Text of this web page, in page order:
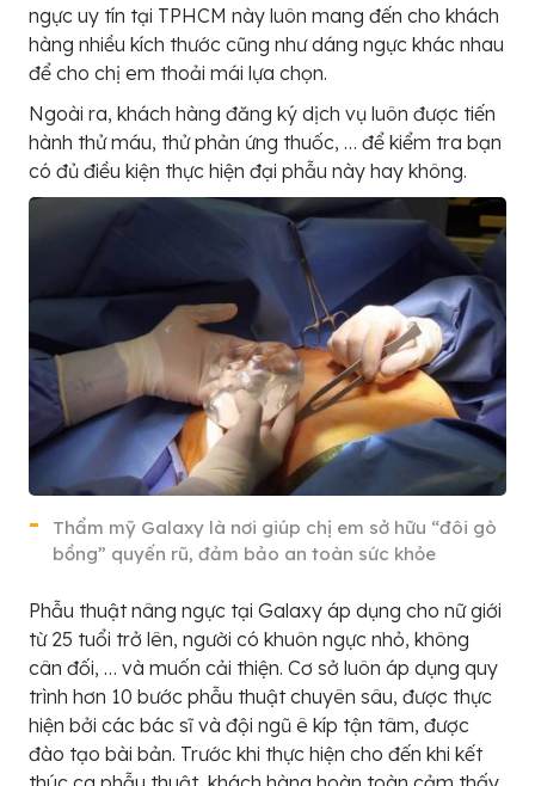
ngực uy tín tại TPHCM này luôn mang đến cho khách
hàng nhiều kích thước cũng như dáng ngực khác nhau
để cho chị em thoải mái lựa chọn.
Ngoài ra, khách hàng đăng ký dịch vụ luôn được tiến
hành thử máu, thử phản ứng thuốc, … để kiểm tra bạn
có đủ điều kiện thực hiện đại phẫu này hay không.
Thẩm mỹ Galaxy là nơi giúp chị em sở hữu “đôi gò
bồng” quyến rũ, đảm bảo an toàn sức khỏe
Phẫu thuật nâng ngực tại Galaxy áp dụng cho nữ giới
từ 25 tuổi trở lên, người có khuôn ngực nhỏ, không
cân đối, … và muốn cải thiện. Cơ sở luôn áp dụng quy
trình hơn 10 bước phẫu thuật chuyên sâu, được thực
hiện bởi các bác sĩ và đội ngũ ê kíp tận tâm, được
đào tạo bài bản. Trước khi thực hiện cho đến khi kết